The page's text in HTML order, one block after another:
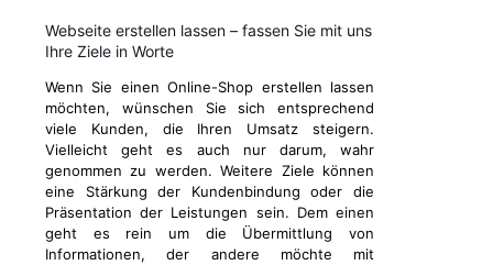
Webseite erstellen lassen – fassen Sie mit uns
Ihre Ziele in Worte
Wenn Sie einen Online-Shop erstellen lassen
möchten, wünschen Sie sich entsprechend
viele Kunden, die Ihren Umsatz steigern.
Vielleicht geht es auch nur darum, wahr
genommen zu werden. Weitere Ziele können
eine Stärkung der Kundenbindung oder die
Präsentation der Leistungen sein. Dem einen
geht es rein um die Übermittlung von
Informationen, der andere möchte mit